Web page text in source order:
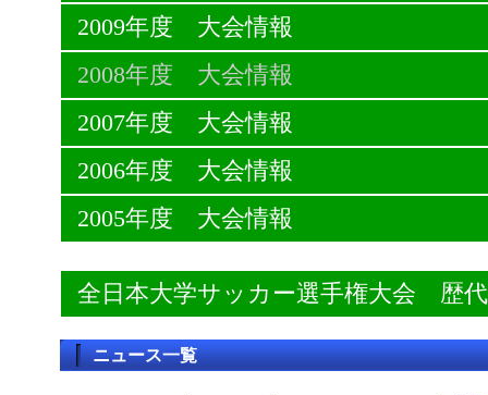
2009年度 大会情報
2008年度 大会情報
2007年度 大会情報
2006年度 大会情報
2005年度 大会情報
全日本大学サッカー選手権大会 歴
ニュース一覧